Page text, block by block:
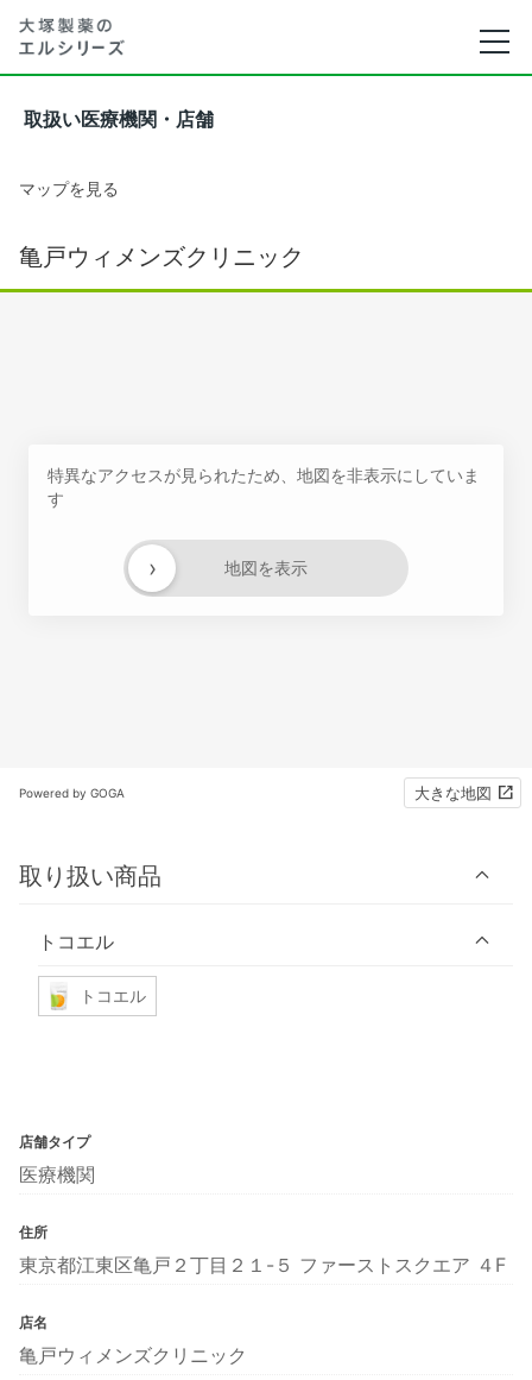
取扱い医療機関・店舗
マップを見る
亀戸ウィメンズクリニック
特異なアクセスが見られたため、地図を非表示にしていま
す
地図を表示
›
Powered by GOGA 大きな地図
取り扱い商品
トコエル
トコエル
店舗タイプ
医療機関
住所
東京都江東区亀戸２丁目２１-５ ファーストスクエア ４F
店名
亀戸ウィメンズクリニック